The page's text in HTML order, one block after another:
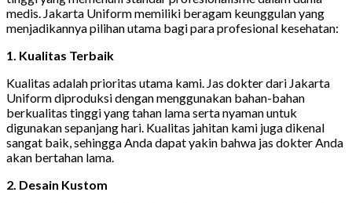
medis. Jakarta Uniform memiliki beragam keunggulan yang
menjadikannya pilihan utama bagi para profesional kesehatan:
1. Kualitas Terbaik
Kualitas adalah prioritas utama kami. Jas dokter dari Jakarta
Uniform diproduksi dengan menggunakan bahan-bahan
berkualitas tinggi yang tahan lama serta nyaman untuk
digunakan sepanjang hari. Kualitas jahitan kami juga dikenal
sangat baik, sehingga Anda dapat yakin bahwa jas dokter Anda
akan bertahan lama.
2. Desain Kustom